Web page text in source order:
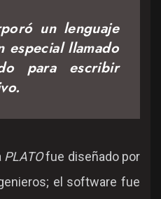
un lenguaje
especial llamado
para escribir
PLATOfue diseñado por
el software fue